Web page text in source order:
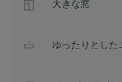
大きな窓
ゆったりとした